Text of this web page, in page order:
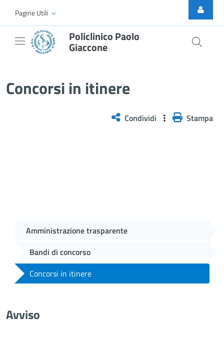
Skip to Main Content
Pagine Utili
Policlinico Paolo
Giaccone
Concorsi in itinere
Condividi Stampa
Amministrazione trasparente
Bandi di concorso
Concorsi in itinere
Avviso